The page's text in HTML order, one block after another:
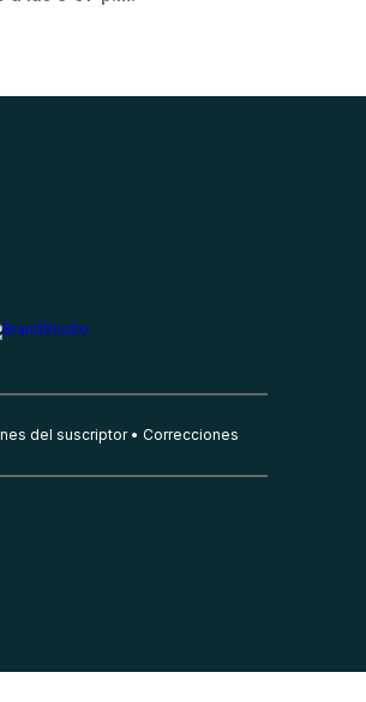
del suscriptor Correcciones